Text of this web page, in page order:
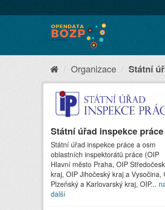
Organizace Státní
Státní úřad inspekce práce
Státní úřad inspekce práce a osm
oblastních inspektorátů práce (OIP
Hlavní město Praha, OIP
kraj, OIP Jihočeský kraj a Vysočina,
Plzeňský a Karlovarský kraj, OIP...
další